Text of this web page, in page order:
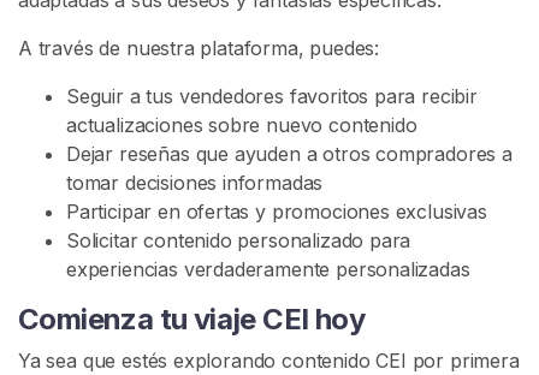
A través de nuestra plataforma, puedes:
Seguir a tus vendedores favoritos para recibir
actualizaciones sobre nuevo contenido
Dejar reseñas que ayuden a otros compradores a
tomar decisiones informadas
Participar en ofertas y promociones exclusivas
Solicitar contenido personalizado para
experiencias verdaderamente personalizadas
Comienza tu viaje CEI hoy
Ya sea que estés explorando contenido CEI por primera